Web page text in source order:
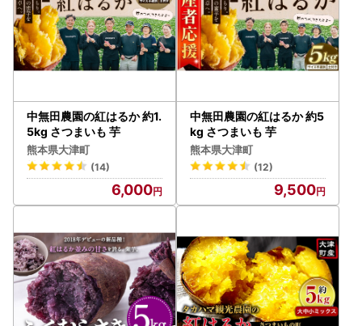
中無田農園の紅はるか 約1.
5kg さつまいも 芋
熊本県大津町
(14)
6,000
中無田農園の紅はるか 約5
kg さつまいも 芋
熊本県大津町
(12)
9,500